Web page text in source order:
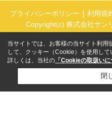
プライバシーポリシー 利用規
Copyright(c) 株式会社サン
当サイトでは、お客様の当サイト利用
して、クッキー（Cookie）を使用して
詳しくは、当社の 「Cookieの取扱いに
閉